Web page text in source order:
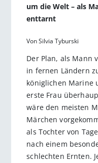
um die Welt – als
enttarnt
Von Silvia Tyburski
Der Plan, als Mann
in fernen Ländern
königlichen Marine
erste Frau
wäre den meisten
Märchen
als Tochter von
nach einem
schlechten Ernten.